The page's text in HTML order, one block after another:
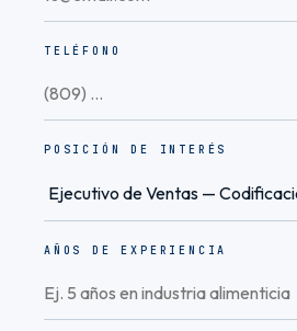
TELÉFONO
POSICIÓN DE INTERÉS
AÑOS DE EXPERIENCIA